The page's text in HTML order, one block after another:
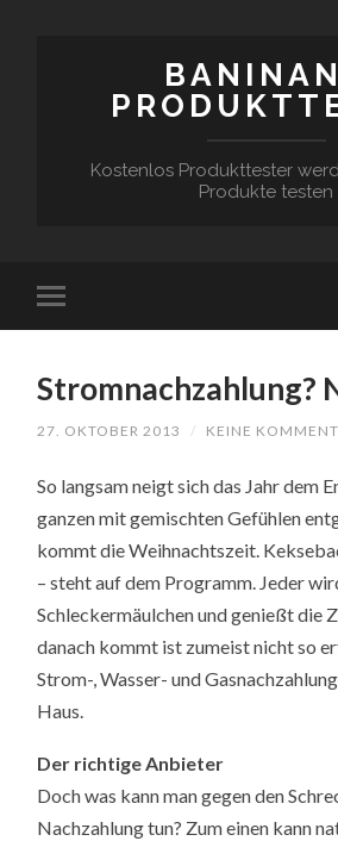
Kostenlos Produkttester
Produkte testen
Stromnachzahlung?
27. OKTOBER 2013 / KEINE
So langsam neigt sich das Jahr dem
ganzen mit gemischten Gefühlen
kommt die Weihnachtszeit.
– steht auf dem Programm. Jeder
Schleckermäulchen und genießt die
danach kommt ist zumeist nicht so
Strom-, Wasser- und
Haus.
Der richtige Anbieter
Doch was kann man gegen den
Nachzahlung tun? Zum einen kann